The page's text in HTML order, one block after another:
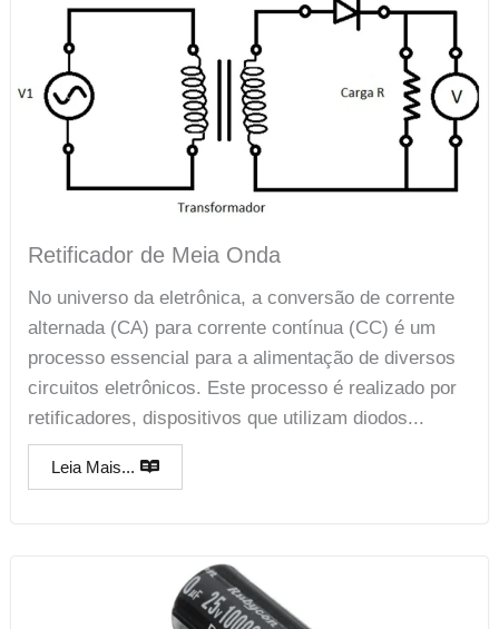
Retificador de Meia Onda
No universo da eletrônica, a conversão de corrente
alternada (CA) para corrente contínua (CC) é um
processo essencial para a alimentação de diversos
circuitos eletrônicos. Este processo é realizado por
retificadores, dispositivos que utilizam diodos...
Leia Mais...